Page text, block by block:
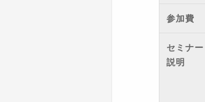
参加費
セミナー
説明